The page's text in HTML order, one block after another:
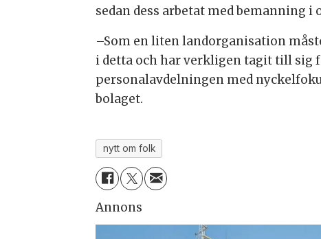
sedan dess arbetat med bemanning i
–Som en liten landorganisation
i detta och har verkligen tagit till sig
personalavdelningen med
bolaget.
nytt om folk
Annons